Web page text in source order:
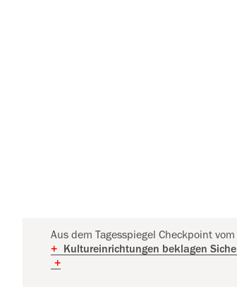
Aus dem Tagesspiegel Checkpoint
+
Kultureinrichtungen beklagen
+